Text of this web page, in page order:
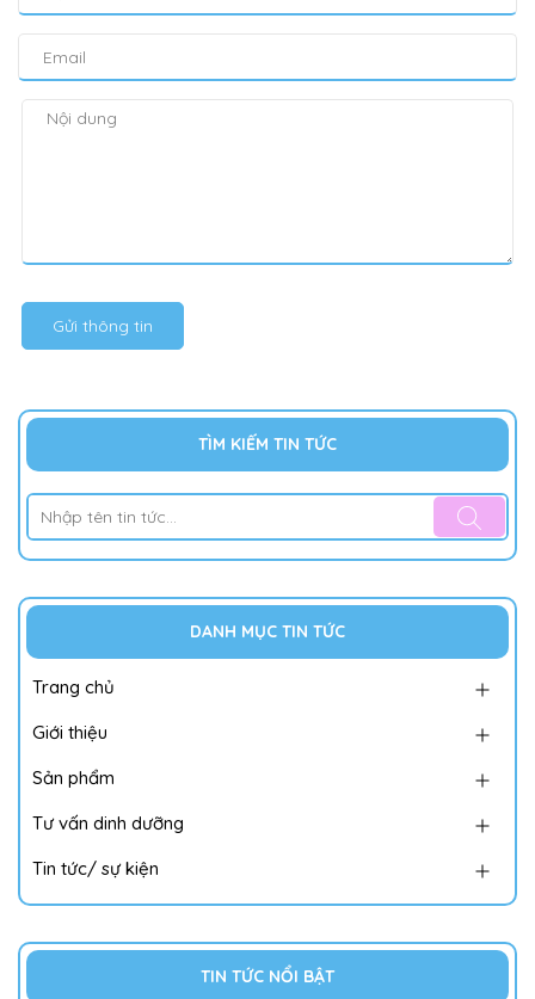
Gửi thông tin
TÌM KIẾM TIN TỨC
DANH MỤC TIN TỨC
Trang chủ
Giới thiệu
Sản phẩm
Tư vấn dinh dưỡng
Tin tức/ sự kiện
TIN TỨC NỔI BẬT